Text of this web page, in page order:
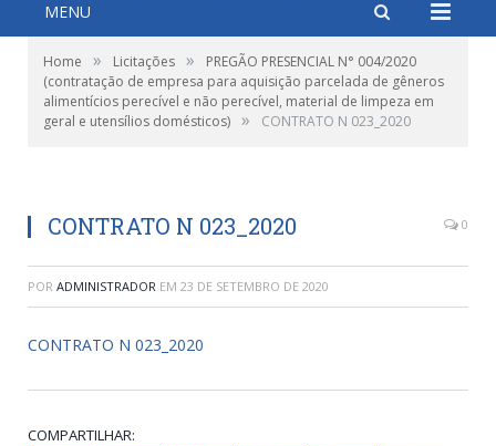
MENU
Home » Licitações »
PREGÃO PRESENCIAL N° 004/2020
(contratação de empresa para aquisição parcelada de gêneros
alimentícios perecível e não perecível, material de limpeza em
geral e utensílios domésticos) » CONTRATO N 023_2020
CONTRATO N 023_2020 0
POR ADMINISTRADOR EM 23 DE SETEMBRO DE 2020
CONTRATO N 023_2020
COMPARTILHAR: